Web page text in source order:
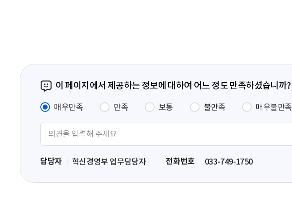
이 페이지에서 제공하는 정보에 대하여 어느 정도 만족하셨습니까?
매우만족 만족 보통 불만족 매우불만족
력
담당자 혁신경영부 업무담당자 전화번호 033-749-1750